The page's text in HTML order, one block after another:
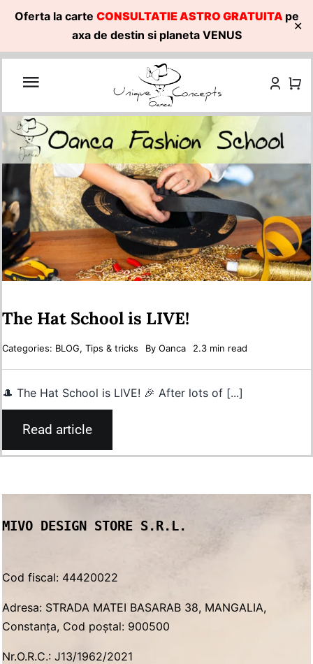
Oferta la carte CONSULTATIE ASTRO GRATUITA pe
axa de destin si planeta VENUS
✕
Skip
The Hat School is LIVE!
Categories: BLOG, Tips & tricks By Oanca 2.3 min read
🎩 The Hat School is LIVE! 🎉 After lots of [...]
Read article
MIVO DESIGN STORE S.R.L.
Cod fiscal: 44420022
Adresa: STRADA MATEI BASARAB 38, MANGALIA,
Constanța, Cod poștal: 900500
Nr.O.R.C.: J13/1962/2021